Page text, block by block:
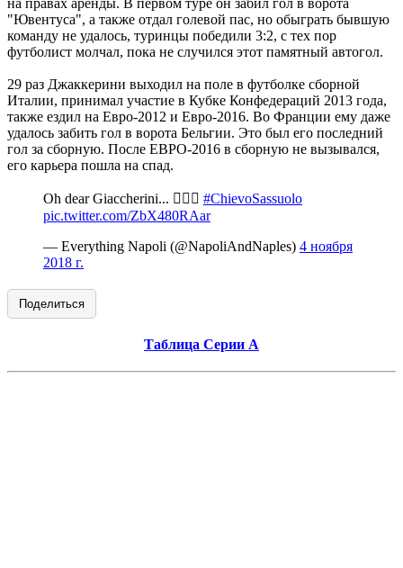
на правах аренды. В первом туре он забил гол в ворота
"Ювентуса", а также отдал голевой пас, но обыграть бывшую
команду не удалось, туринцы победили 3:2, с тех пор
футболист молчал, пока не случился этот памятный автогол.
29 раз Джаккерини выходил на поле в футболке сборной
Италии, принимал участие в Кубке Конфедераций 2013 года,
также ездил на Евро-2012 и Евро-2016. Во Франции ему даже
удалось забить гол в ворота Бельгии. Это был его последний
гол за сборную. После ЕВРО-2016 в сборную не вызывался,
его карьера пошла на спад.
Oh dear Giaccherini... 🤦🏻‍♂️ #ChievoSassuolo
pic.twitter.com/ZbX480RAar
— Everything Napoli (@NapoliAndNaples) 4 ноября
2018 г.
Поделиться
Таблица Серии А